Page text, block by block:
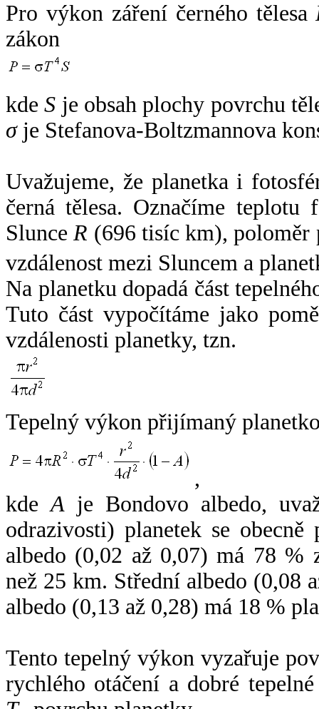
Pro výkon záření černého tělesa
zákon
kdeS je obsah plochy povrchu
σje Stefanova-Boltzmannova
Uvažujeme, že planetka i
černá tělesa. Označíme
SlunceR (696 tisíc km),
vzdálenost mezi Sluncem a
Na planetku dopadá část
Tuto část vypočítáme jako
vzdálenosti planetky, tzn.
Tepelný výkon přijímaný
,
kdeA je Bondovo albedo,
odrazivosti) planetek se
albedo (0,02 až 0,07) má 78 %
než 25 km. Střední albedo (0,08
albedo (0,13 až 0,28) má 18 %
Tento tepelný výkon vyzařuje
rychlého otáčení a dobré